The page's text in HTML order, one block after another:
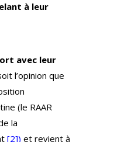
à leur
avec leur
l’opinion que
(le RAAR
la
[2]) et revient à